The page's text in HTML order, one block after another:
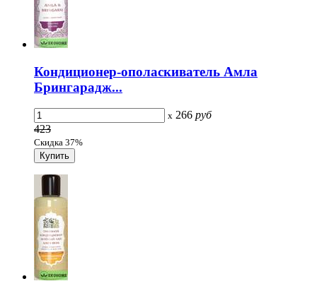
Кондиционер-ополаскиватель Aмла
Брингарадж...
x 266 руб
423
Скидка 37%